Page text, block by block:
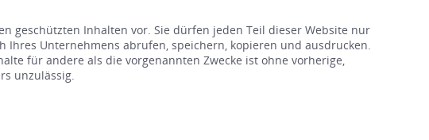
geschützten Inhalten vor. Sie dürfen jeden Teil dieser Website nur
Unternehmens abrufen, speichern, kopieren und ausdrucken.
für andere als die vorgenannten Zwecke ist ohne vorherige,
unzulässig.